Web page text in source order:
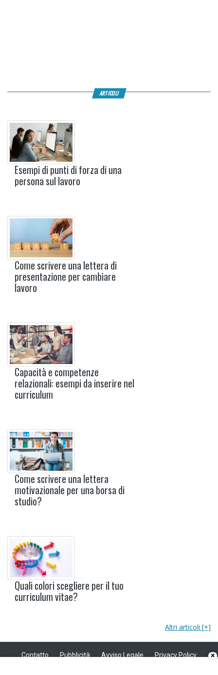
ARTICOLI
Esempi di punti di forza di una
persona sul lavoro
Come scrivere una lettera di
presentazione per cambiare
lavoro
Capacità e competenze
relazionali: esempi da inserire nel
curriculum
Come scrivere una lettera
motivazionale per una borsa di
studio?
Quali colori scegliere per il tuo
curriculum vitae?
Altri articoli [+]
Contatto Pubblicità Avviso Legale
Privacy Policy
×